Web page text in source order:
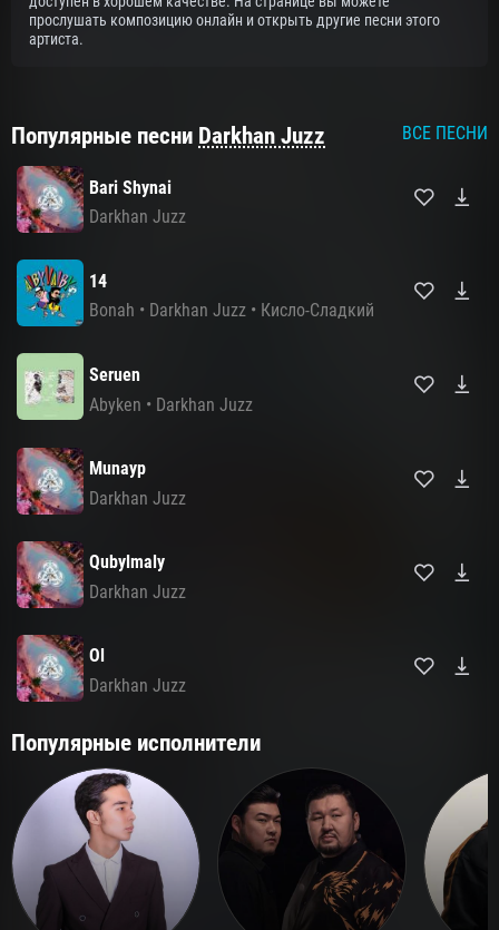
прослушать композицию онлайн и открыть другие песни этого
артиста.
Популярные песни Darkhan Juzz ВСЕ ПЕСНИ
Bari Shynai
Darkhan Juzz
14
Bonah • Darkhan Juzz • Кисло-Сладкий
Seruen
Abyken • Darkhan Juzz
Munayp
Darkhan Juzz
Qubylmaly
Darkhan Juzz
Ol
Darkhan Juzz
Популярные исполнители